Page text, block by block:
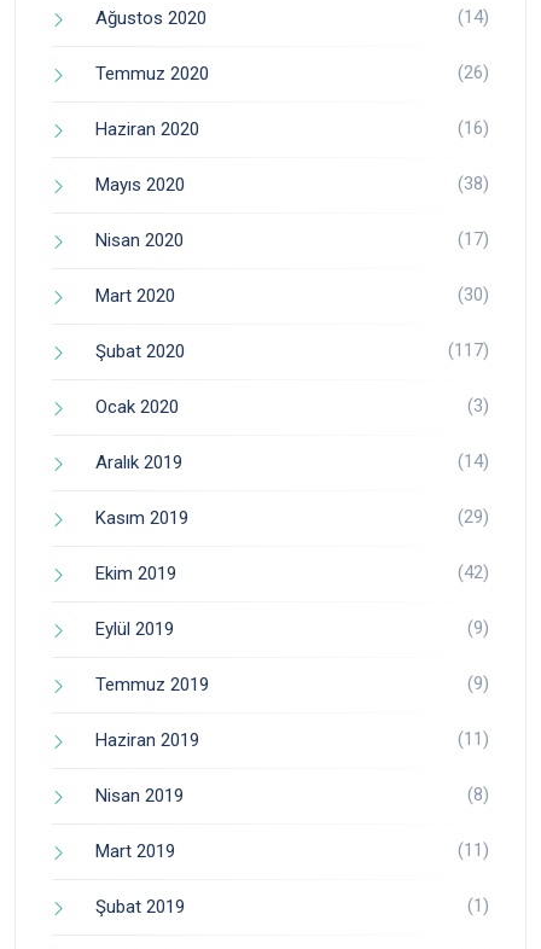
Ağustos 2020 (14)
Temmuz 2020 (26)
Haziran 2020 (16)
Mayıs 2020 (38)
Nisan 2020 (17)
Mart 2020 (30)
Şubat 2020 (117)
Ocak 2020 (3)
Aralık 2019 (14)
Kasım 2019 (29)
Ekim 2019 (42)
Eylül 2019 (9)
Temmuz 2019 (9)
Haziran 2019 (11)
Nisan 2019 (8)
Mart 2019 (11)
Şubat 2019 (1)